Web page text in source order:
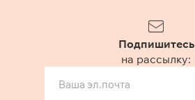
Подпишитесь
на рассылку: